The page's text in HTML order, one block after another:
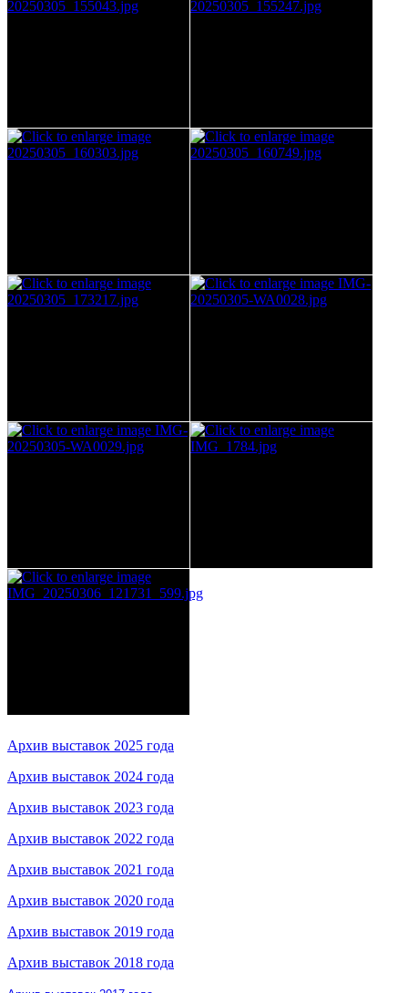
Архив выставок 2025 года
Архив выставок 2024 года
Архив выставок 2023 года
Архив выставок 2022 года
Архив выставок 2021 года
Архив выставок 2020 года
Архив выставок 2019 года
Архив выставок 2018 года